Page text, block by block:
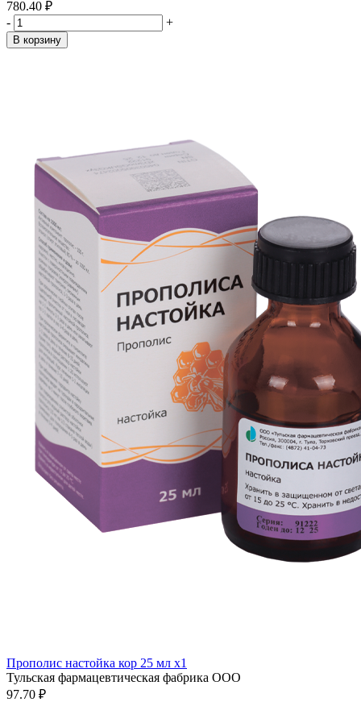
780.40 ₽
-
+
В корзину
Прополис настойка кор 25 мл x1
Тульская фармацевтическая фабрика ООО
97.70 ₽